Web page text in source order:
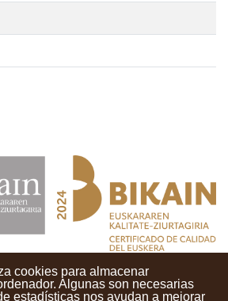
cookies para almacenar
Algunas son necesarias
estadísticas nos ayudan a mejorar